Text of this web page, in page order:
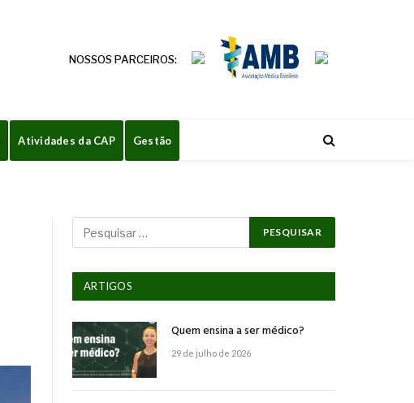
NOSSOS PARCEIROS:
Atividades da CAP Gestão
ARTIGOS
Quem ensina a ser médico?
29 de julho de 2026